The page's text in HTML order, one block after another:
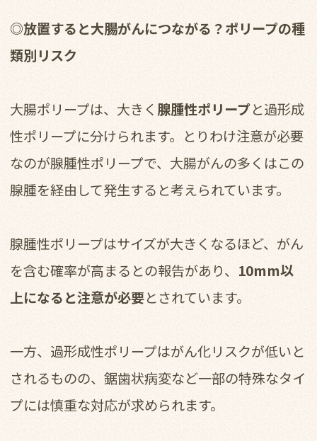
◎放置すると大腸がんにつながる？ポリープの種
類別リスク
大腸ポリープは、大きく 腺腫性ポリープと過形成
性ポリープに分けられます。とりわけ注意が必要
なのが腺腫性ポリープで、大腸がんの多くはこの
腺腫を経由して発生すると考えられています。
腺腫性ポリープはサイズが大きくなるほど、がん
を含む確率が高まるとの報告があり、 10mm以
上になると注意が必要とされています。
一方、過形成性ポリープはがん化リスクが低いと
されるものの、鋸歯状病変など一部の特殊なタイ
プには慎重な対応が求められます。